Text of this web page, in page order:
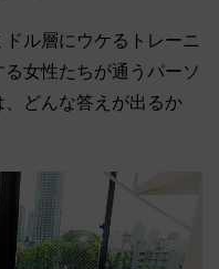
ル層にウケるトレーニ
女性たちが通うパーソ
どんな答えが出るか